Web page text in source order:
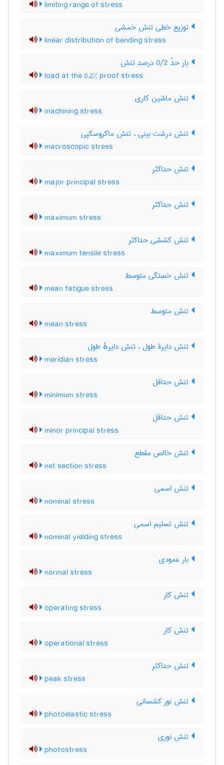
limiting range of stress
توزیع خطی تنش خمشی
linear distribution of bending stress
بار حدّ 0/2 درصد تنش
load at the 0.2% proof stress
تنش ماشین کاری
machining stress
تنش درشت بینی ، تنش ماکروسکپی
macroscopic stress
تنش حداکثر
major principal stress
تنش حداکثر
maximum stress
تنش کششی حداکثر
maximum tensile stress
تنش خستگی متوسط
mean fatigue stress
تنش متوسط
mean stress
تنش دایرۀ طول ، تنش دایرهٔ طول
meridian stress
تنش حداقل
minimum stress
تنش حداقل
minor principal stress
تنش خالص مقطع
net section stress
تنش اسمی
nominal stress
تنش تسلیم اسمی
nominal yielding stress
بار عمودی
normal stress
تنش کار
operating stress
تنش کار
operational stress
تنش حداکثر
peak stress
تنش نور کشسانی
photoelastic stress
تنش نوری
photostress